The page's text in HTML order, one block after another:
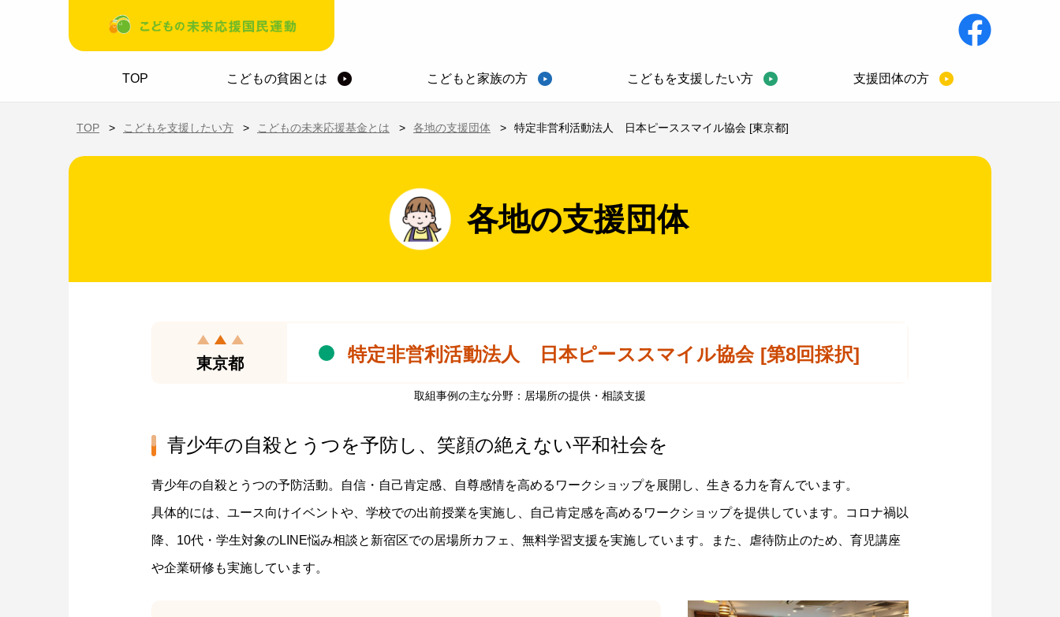
ホーム
TOP
こどもの貧困とは こどもと家族の方 こどもを支援したい方 支援団体の方
TOP こどもを支援したい方 こどもの未来応援基金とは 各地の支援団体 特定非営利活動法人 日本ピーススマイル協会 [東京都]
各地の支援団体
東京都 特定非営利活動法人 日本ピーススマイル協会 [第8回採択]
取組事例の主な分野：居場所の提供・相談支援
青少年の自殺とうつを予防し、笑顔の絶えない平和社会を
青少年の自殺とうつの予防活動。自信・自己肯定感、自尊感情を高めるワークショップを展開し、生きる力を育んでいます。
具体的には、ユース向けイベントや、学校での出前授業を実施し、自己肯定感を高めるワークショップを提供しています。コロナ禍以
降、10代・学生対象のLINE悩み相談と新宿区での居場所カフェ、無料学習支援を実施しています。また、虐待防止のため、育児講座
や企業研修も実施しています。